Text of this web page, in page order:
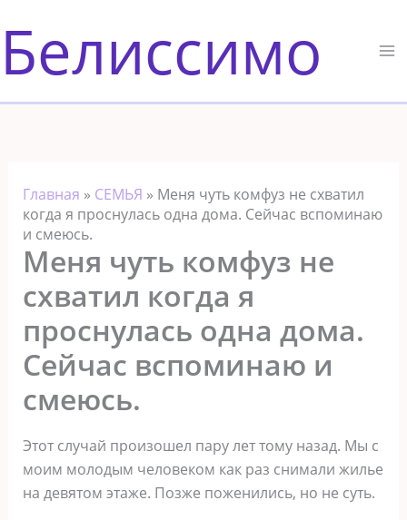
к
содержимому
Белиссимо
Главная » СЕМЬЯ » Меня чуть комфуз не схватил
когда я проснулась одна дома. Сейчас вспоминаю
и смеюсь.
Меня чуть комфуз не
схватил когда я
проснулась одна дома.
Сейчас вспоминаю и
смеюсь.
Этот случай произошел пару лет тому назад. Мы с
моим молодым человеком как раз снимали жилье
на девятом этаже. Позже поженились, но не суть.